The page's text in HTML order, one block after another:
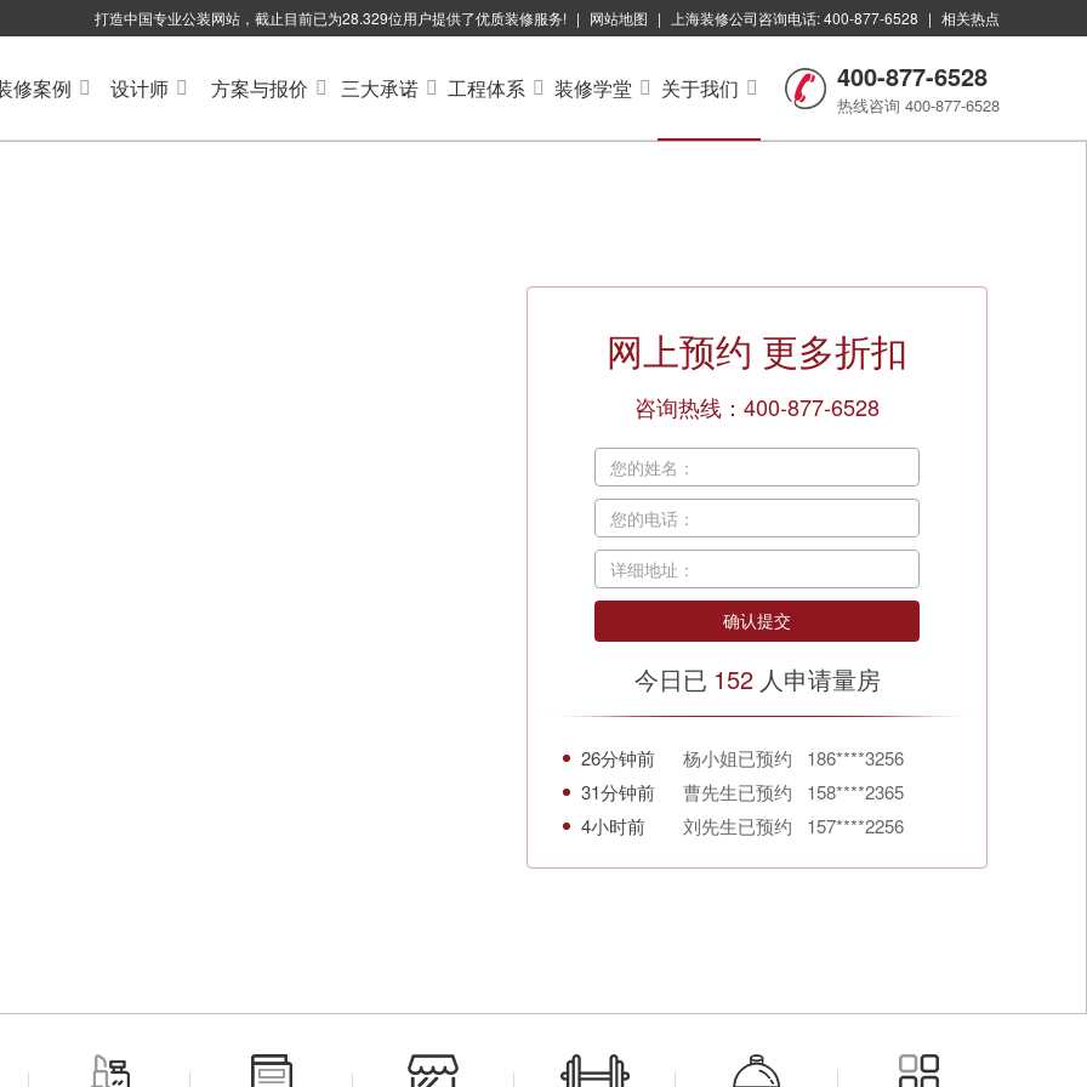
打造中国专业公装网站，截止目前已为28.329位用户提供了优质装修服务! | 网站地图 | 上海装修公司咨询电话: 400-877-6528 | 相关热点
修案例 设计师 方案与报价 三大承诺 工程体系 装修学堂 关于我们 400-877-6528
热线咨询 400-877-6528
网上预约 更多折扣
咨询热线：400-877-6528
您的姓名：
您的电话：
详细地址：
今日已 152 人申请量房
31分钟前
曹先生已预约 158****2365
4小时前
刘先生已预约 157****2256
51分钟前
王女士已预约 181****3696
35分钟前
徐小姐已预约 138****0369
17分钟前
魏先生已预约 180****1267